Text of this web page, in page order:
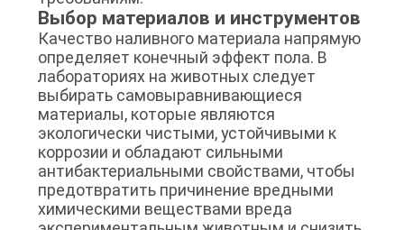
Выбор материалов и инструментов
Качество наливного материала напрямую
определяет конечный эффект пола. В
лабораториях на животных следует
выбирать самовыравнивающиеся
материалы, которые являются
экологически чистыми, устойчивыми к
коррозии и обладают сильными
антибактериальными свойствами, чтобы
предотвратить причинение вредными
химическими веществами вреда